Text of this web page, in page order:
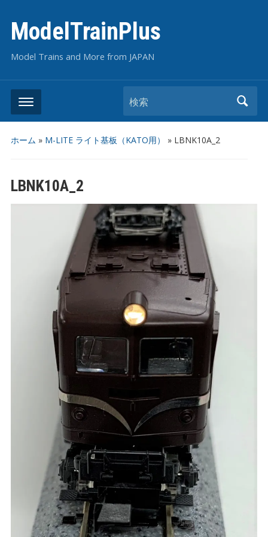
ModelTrainPlus
Model Trains and More from JAPAN
検索
ホーム » M-LITE ライト基板（KATO用） » LBNK10A_2
LBNK10A_2